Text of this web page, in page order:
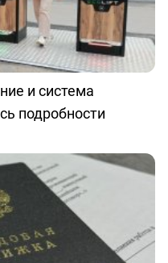
и система
подробности